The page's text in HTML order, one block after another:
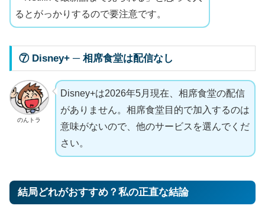
るとがっかりするので要注意です。
⑦ Disney+ ─ 相席食堂は配信なし
のんトラ
Disney+は2026年5月現在、相席食堂の配信
がありません。相席食堂目的で加入するのは
意味がないので、他のサービスを選んでくだ
さい。
結局どれがおすすめ？私の正直な結論